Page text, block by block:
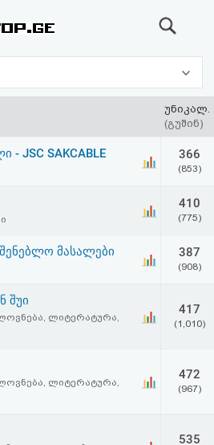
უნიკალ.
(გუშინ)
- JSC SAKCABLE 366
(853)
410
(775)
მასალები 387
(908)
შუი
ლიტერატურა,
417
(1,010)
ლიტერატურა,
472
(967)
535